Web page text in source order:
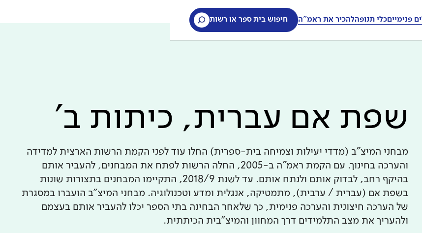
פנימייםכלי תנופהלהכיר את ראמ"ה חיפוש בית ספר או רשות
שפת אם עברית, כיתות ב'
מבחני המיצ"ב (מדדי יעילות וצמיחה בית-ספרית) החלו עוד לפני הקמת הרשות הארצית למדידה
והערכה בחינוך. עם הקמת ראמ"ה ב-2005, החלה הרשות לפתח את המבחנים, להעביר אותם
בהיקף רחב, לבדוק אותם ולנתח אותם. עד לשנת 2018/9, התקיימו המבחנים בתצורות שונות
בשפת אם (עברית / ערבית), מתמטיקה, אנגלית ומדע וטכנולוגיה. מבחני המיצ"ב הועברו במסגרת
של הערכה חיצונית והערכה פנימית, כך שלאחר הבחינה בתי הספר יכלו להעביר אותם בעצמם
ולהעריך את מצב התלמידים דרך המחוון והמיצ"בית הכיתתית.